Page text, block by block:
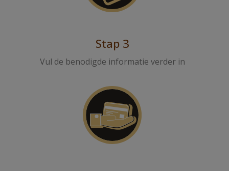
Stap 3
Vul de benodigde informatie verder in